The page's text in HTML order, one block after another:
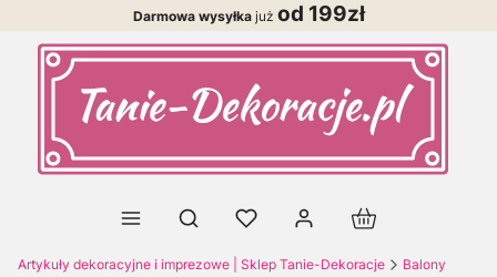
Darmowa wysyłkajuż od 199zł
Otwórz wyszukiwarkę Produkty w
Artykuły dekoracyjne i imprezowe | Sklep Tanie-Dekoracje
Balony